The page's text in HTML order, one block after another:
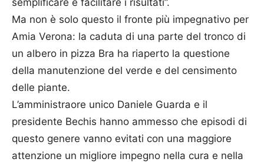
Ma non è solo questo il fronte più impegnativo per
Amia Verona: la caduta di una parte del tronco di
un albero in pizza Bra ha riaperto la questione
della manutenzione del verde e del censimento
delle piante.
L’amministraore unico Daniele Guarda e il
presidente Bechis hanno ammesso che episodi di
questo genere vanno evitati con una maggiore
attenzione un migliore impegno nella cura e nella